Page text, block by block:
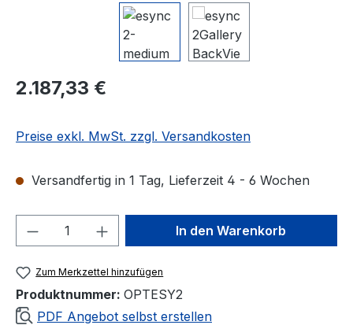
Regulärer Preis:
2.187,33 €
Preise exkl. MwSt. zzgl. Versandkosten
Versandfertig in 1 Tag, Lieferzeit 4 - 6 Wochen
Produkt Anzahl: Gib denIn den Warenkorb
Zum Merkzettel hinzufügen
Produktnummer: OPTESY2
PDF Angebot selbst erstellen